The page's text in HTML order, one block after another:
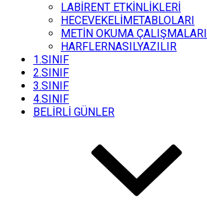
LABİRENT ETKİNLİKLERİ
HECEVEKELİMETABLOLARI
METİN OKUMA ÇALIŞMALARI
HARFLERNASILYAZILIR
1.SINIF
2.SINIF
3.SINIF
4.SINIF
BELİRLİ GÜNLER